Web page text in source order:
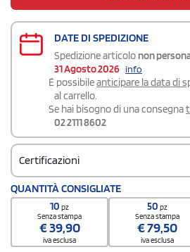
DATE DI SPEDIZIONE
Spedizione articolo non
31 Agosto 2026 info
É possibileanticipare la data di
al carrello.
Se hai bisogno di una consegna
02 2111 8602
Certificazioni
certificazione.pdf >
QUANTITÀ CONSIGLIATE
10pz
Senza stampa
€39,90
iva esclusa
50pz
Senza stampa
€79,50
iva esclusa